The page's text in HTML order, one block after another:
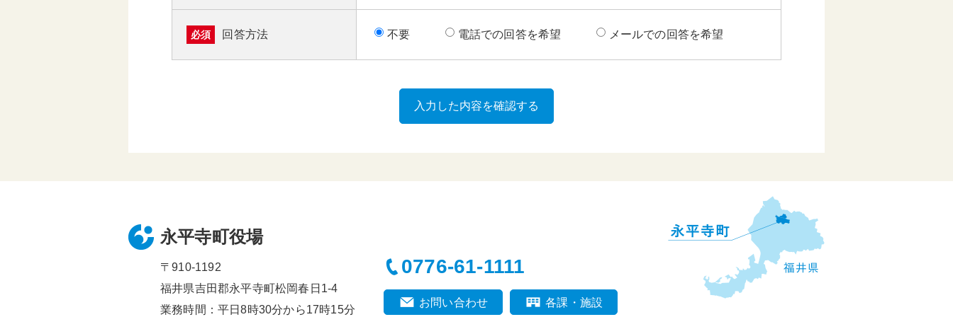
必須 回答方法 不要 電話での回答を希望 メールでの回答を希望
永平寺町役場
〒910-1192
福井県吉田郡永平寺町松岡春日1-4
業務時間：平日8時30分から17時15分
0776-61-1111
お問い合わせ 各課・施設